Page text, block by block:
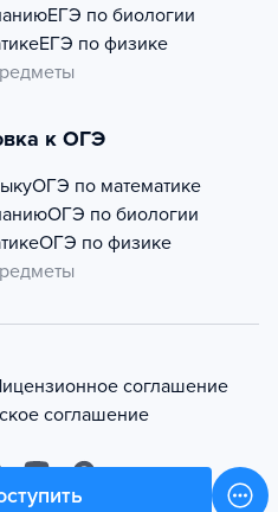
ЕГЭ по биологии
ЕГЭ по физике
к ОГЭ
ОГЭ по математике
ОГЭ по биологии
ОГЭ по физике
соглашение
соглашение